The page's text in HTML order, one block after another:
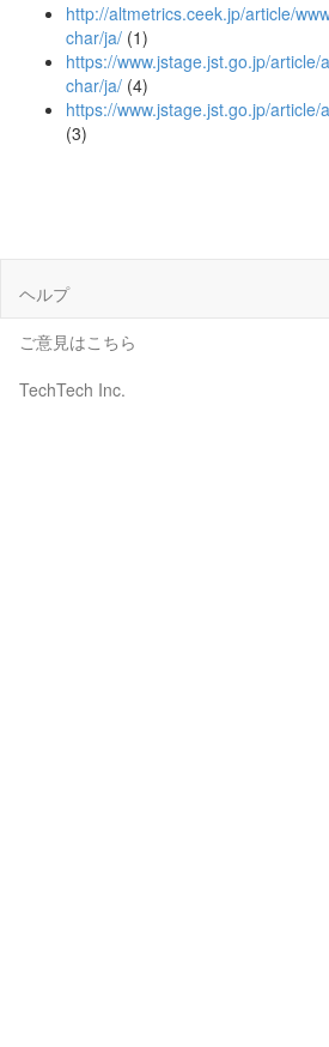
http://altmetrics.ceek.jp/article/
char/ja/ (1)
https://www.jstage.jst.go.jp/
char/ja/ (4)
https://www.jstage.jst.go.jp/
(3)
ヘルプ
ご意見はこちら
TechTech Inc.